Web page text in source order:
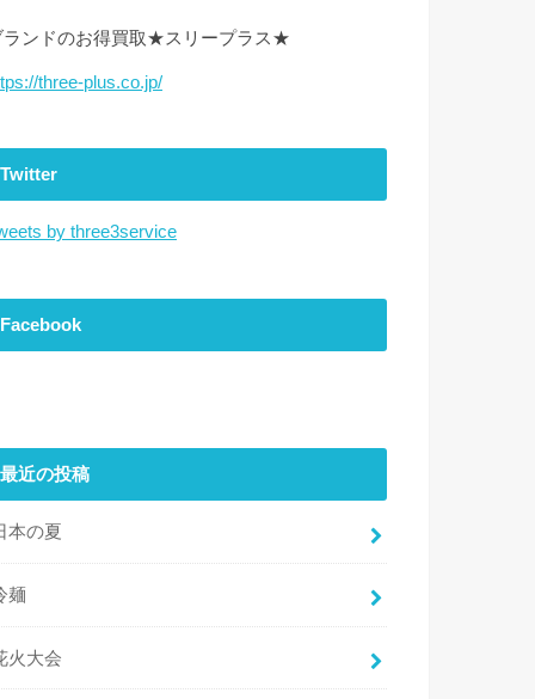
ランドのお得買取★スリープラス★
three-plus.co.jp/
Twitter
by three3service
Facebook
最近の投稿
本の夏
麺
火大会